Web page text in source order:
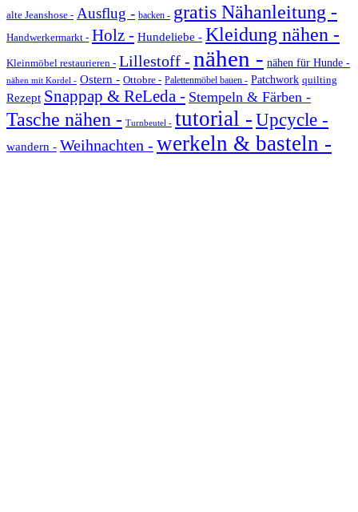
alte Jeanshose - Ausflug - backen - gratis Nähanleitung -
Handwerkermarkt - Holz - Hundeliebe - Kleidung nähen -
Kleinmöbel restaurieren - Lillestoff - nähen - nähen für Hunde -
nähen mit Kordel - Ostern - Ottobre - Palettenmöbel bauen - Patchwork quilting
Rezept Snappap & ReLeda - Stempeln & Färben -
Tasche nähen - Turnbeutel - tutorial -Upcycle -
wandern - Weihnachten - werkeln & basteln -